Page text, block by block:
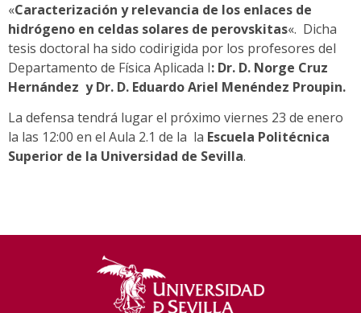
«Caracterización y relevancia de los enlaces de
hidrógeno en celdas solares de perovskitas«. Dicha
tesis doctoral ha sido codirigida por los profesores del
Departamento de Física Aplicada I: Dr. D. Norge Cruz
Hernández y Dr. D. Eduardo Ariel Menéndez Proupin.
La defensa tendrá lugar el próximo viernes 23 de enero
la las 12:00 en el Aula 2.1 de la la Escuela Politécnica
Superior de la Universidad de Sevilla.